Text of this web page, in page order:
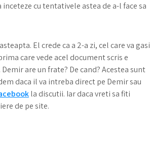
inceteze cu tentativele astea de a-l face sa
El crede ca a 2-a zi, cel care va gasi
care vede acel document scris e
are un frate? De cand? Acestea sunt
daca il va intreba direct pe Demir sau
la discutii. Iar daca vreti sa fiti
de pe site.